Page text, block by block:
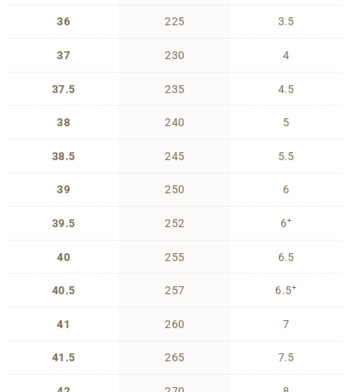
36
37
37.5
38
38.5
39
39.5
40
40.5
41
41.5
225
230
235
240
245
250
252
255
257
260
265
3.5
4
4.5
5
5.5
6
6+
6.5
6.5+
7
7.5